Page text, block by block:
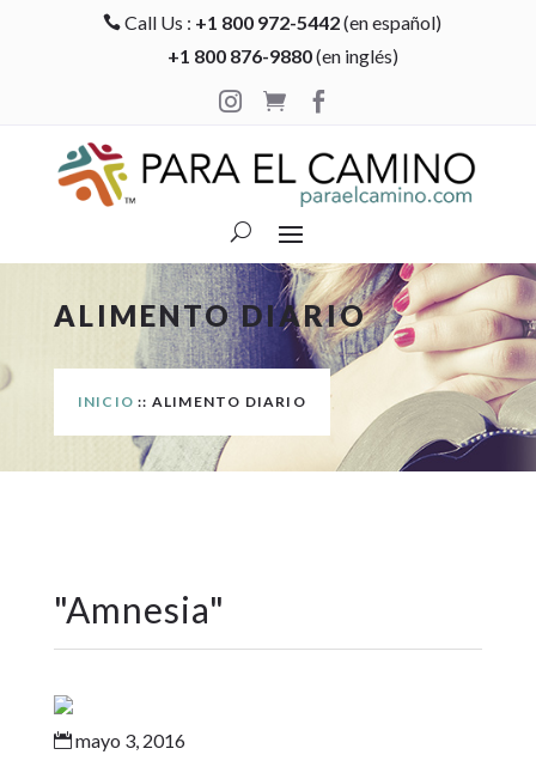
 Call Us : +1 800 972-5442(en español)
+1 800 876-9880(en inglés)

 
ALIMENTO DIARIO
INICIO :: ALIMENTO DIARIO
"Amnesia"
mayo 3, 2016